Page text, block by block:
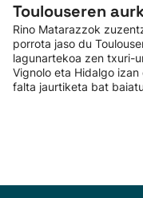
Toulouseren
Rino Matarazzok
porrota jaso du
lagunartekoa zen txuri-
Vignolo eta Hidalgo
falta jaurtiketa bat